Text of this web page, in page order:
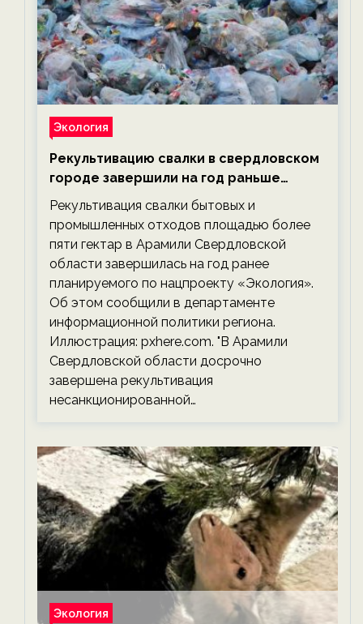
Экология
Рекультивацию свалки в свердловском
городе завершили на год раньше
планируемого срока — новости
экологии на ECOportal
Рекультивация свалки бытовых и
промышленных отходов площадью более
пяти гектар в Арамили Свердловской
области завершилась на год ранее
планируемого по нацпроекту «Экология».
Об этом сообщили в департаменте
информационной политики региона.
Иллюстрация: pxhere.com. "В Арамили
Свердловской области досрочно
завершена рекультивация
несанкционированной…
Экология